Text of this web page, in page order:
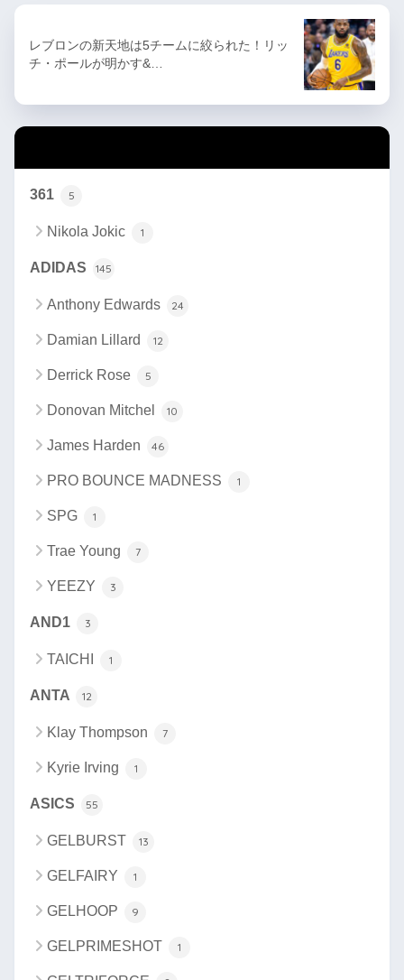
レブロンの新天地は5チームに絞られた！リッ
チ・ポールが明かす&…
361 5
Nikola Jokic 1
ADIDAS 145
Anthony Edwards 24
Damian Lillard 12
Derrick Rose 5
Donovan Mitchel 10
James Harden 46
PRO BOUNCE MADNESS 1
SPG 1
Trae Young 7
YEEZY 3
AND1 3
TAICHI 1
ANTA 12
Klay Thompson 7
Kyrie Irving 1
ASICS 55
GELBURST 13
GELFAIRY 1
GELHOOP 9
GELPRIMESHOT 1